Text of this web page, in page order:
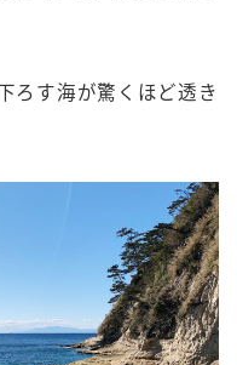
ろす海が驚くほど透き